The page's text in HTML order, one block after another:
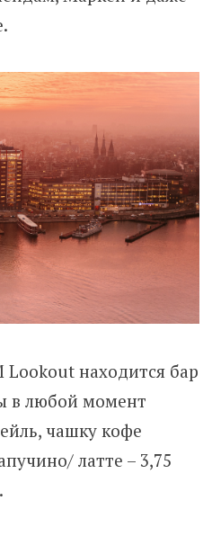
Lookout находится бар
в любой момент
чашку кофе
латте – 3,75